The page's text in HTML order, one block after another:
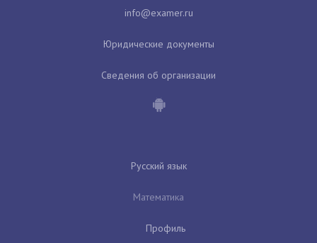
Юридические документы
Сведения об организации
Русский язык
Математика
Профиль